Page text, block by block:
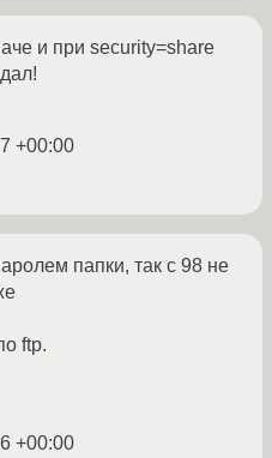
и при security=share
+00:00
папки, так с 98 не
ftp.
+00:00